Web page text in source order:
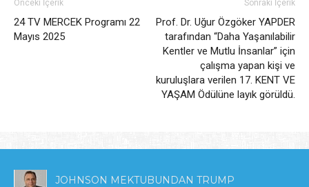
Önceki İçerik
24 TV MERCEK Programı 22
Mayıs 2025
Sonraki İçerik
Prof. Dr. Uğur Özgöker YAPDER
tarafından “Daha Yaşanılabilir
Kentler ve Mutlu İnsanlar” için
çalışma yapan kişi ve
kuruluşlara verilen 17. KENT VE
YAŞAM Ödülüne layık görüldü.
JOHNSON MEKTUBUNDAN TRUMP